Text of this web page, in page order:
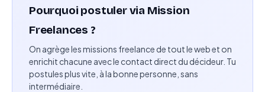
planning, des risques et de la qualité des projets
Accompagner les équipes métiers dans la
formalisation et la priorisation de leurs besoins
Contribuer aux études d'opportunité et aux
Pourquoi postuler via Mission
Freelances ?
On agrège les missions freelance de tout le web et on
enrichit chacune avec le contact direct du décideur. Tu
postules plus vite, à la bonne personne, sans
intermédiaire.